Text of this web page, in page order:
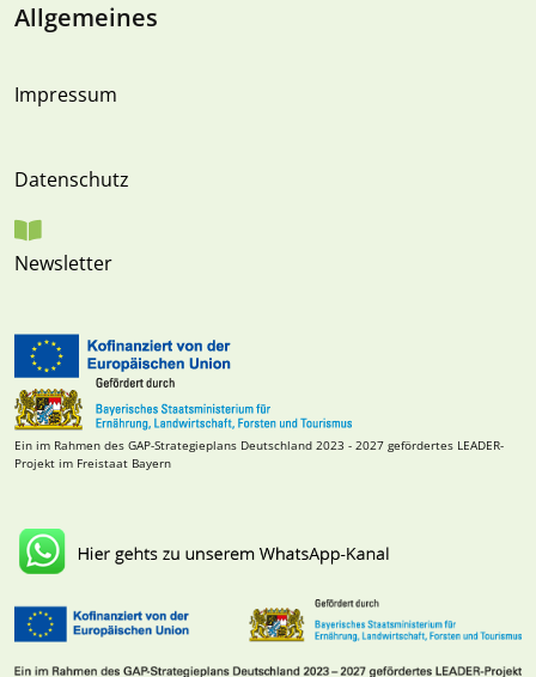
Allgemeines
Impressum
Datenschutz
Newsletter
Ein im Rahmen des GAP-Strategieplans Deutschland 2023 - 2027 gefördertes LEADER-
Projekt im Freistaat Bayern